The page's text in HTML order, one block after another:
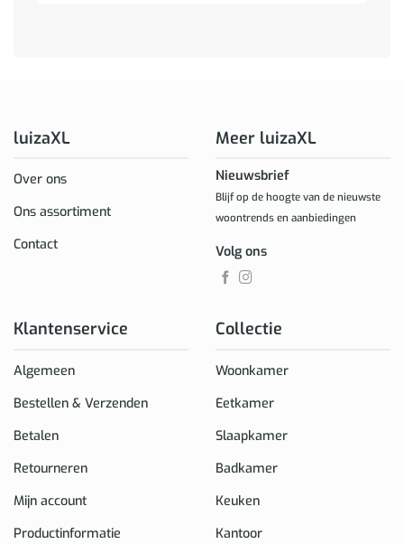
luizaXL
Over ons
Ons assortiment
Contact
Klantenservice
Algemeen
Bestellen & Verzenden
Betalen
Retourneren
Mijn account
Productinformatie
Collectie
Woonkamer
Eetkamer
Slaapkamer
Badkamer
Keuken
Kantoor
Meer luizaXL
Nieuwsbrief
Blijf op de hoogte van de nieuwste
woontrends en aanbiedingen
Volg ons